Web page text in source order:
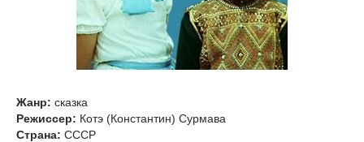
Жанр: сказка
Режиссер: Котэ (Константин) Сурмава
Страна: СССР